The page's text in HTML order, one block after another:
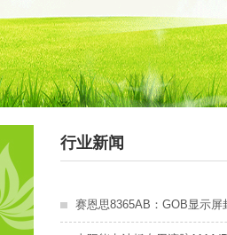
行业新闻
赛恩思8365AB：GOB显示